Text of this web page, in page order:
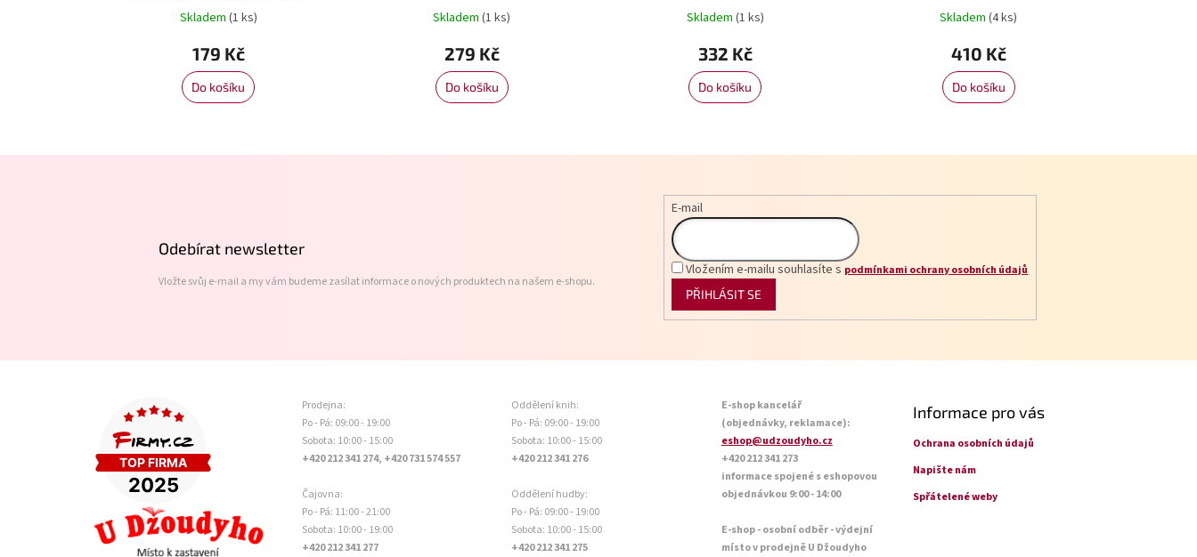
Skladem (1 ks)
179 Kč
Do košíku
Skladem(1 ks)
279 Kč
Do košíku
Skladem (1 ks)
332 Kč
Do košíku
Skladem(4 ks)
410 Kč
Do košíku
Odebírat newsletter
Vložte svůj e-mail a my vám budeme zasílat informace o nových produktech na našem e-shopu.
E-mail
Vložením e-mailu souhlasíte s podmínkami ochrany osobních údajů
PŘIHLÁSIT SE
Prodejna:
Po - Pá: 09:00 - 19:00
Sobota: 10:00 - 15:00
+420 212 341 274, +420 731 574 557
Čajovna:
Po - Pá: 11:00 - 21:00
Sobota: 10:00 - 19:00
+420 212 341 277
Oddělení knih:
Po - Pá: 09:00 - 19:00
Sobota: 10:00 - 15:00
+420 212 341 276
Oddělení hudby:
Po - Pá: 09:00 - 19:00
Sobota: 10:00 - 15:00
+420 212 341 275
E-shop kancelář
(objednávky, reklamace):
eshop@udzoudyho.cz
+420 212 341 273
informace spojené s eshopovou
objednávkou 9:00 - 14:00
E-shop - osobní odběr - výdejní
místo v prodejně U Džoudyho
Informace pro vás
Ochrana osobních údajů
Napište nám
Spřátelené weby